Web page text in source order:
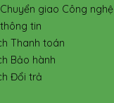
Chuyển giao Công nghệ
tin
Thanh toán
Bảo hành
Đổi trả